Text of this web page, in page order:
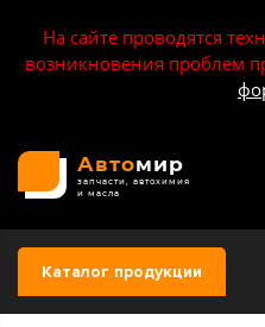
На сайте проводятся
возникновения проблем
Автомир
запчасти, автохимия
и масла
Каталог продукции